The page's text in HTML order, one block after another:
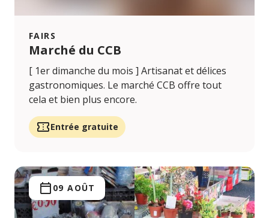
FAIRS
Marché du CCB
[ 1er dimanche du mois ] Artisanat et délices
gastronomiques. Le marché CCB offre tout
cela et bien plus encore.
Entrée gratuite
09 AOÛT